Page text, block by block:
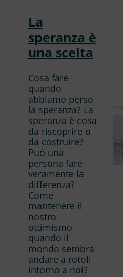
La
speranza è
una scelta
Cosa fare
quando
abbiamo perso
la speranza? La
speranza è cosa
da riscoprire o
da costruire?
Può una
persona fare
veramente la
differenza?
Come
mantenere il
nostro
ottimismo
quando il
mondo sembra
andare a rotoli
intorno a noi?